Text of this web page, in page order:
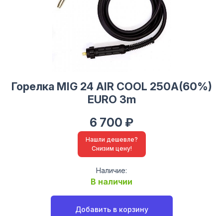
Горелка MIG 24 AIR COOL 250A(60%)
EURO 3m
6 700 ₽
Нашли дешевле?
Снизим цену!
Наличие:
В наличии
Добавить в корзину